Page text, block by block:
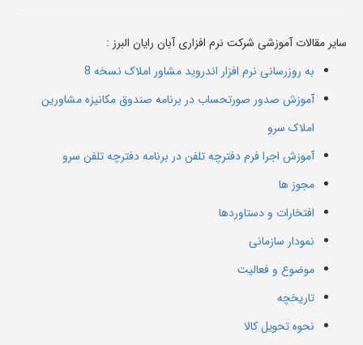
سایر مقالات آموزشی شرکت نرم افزاری آبان رایان البرز :
به روزرسانی نرم افزار اندروید مشاور املاک نسخه 8
آموزش صدور صورتحساب در برنامه صندوق مکانیزه مشاورین
املاک سرو
آموزش اجرا فرم دفترچه تلفن در برنامه دفترچه تلفن سرو
مجوز ها
افتخارات و دستاوردها
نمودار سازمانی
موضوع و فعالیت
تاریخچه
نحوه تحویل کالا